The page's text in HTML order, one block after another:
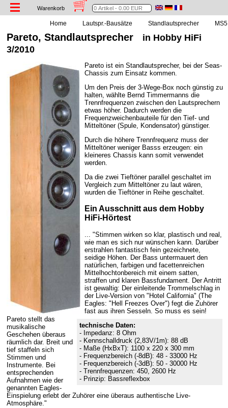
Warenkorb
Home Lautspr.-Bausätze Standlautsprecher
Pareto, Standlautsprecher in Hobby HiFi
3/2010
technische Daten:
- Impedanz: 8 Ohm
- Kennschalldruck (2,83V/1m): 88 dB
- Maße (HxBxT): 1100 x 220 x 300 mm
- Frequenzbereich (-8dB): 48 - 33000 Hz
- Frequenzbereich (-3dB): 50 - 30000 Hz
- Trennfrequenzen: 450, 2600 Hz
- Prinzip: Bassreflexbox
Pareto ist ein Standlautsprecher, bei der Seas-
Chassis zum Einsatz kommen.
Um den Preis der 3-Wege-Box noch günstig zu
halten, wählte Bernd Timmermanns die
Trennfrequenzen zwischen den Lautsprechern
etwas höher. Dadurch werden die
Frequenzweichenbauteile für den Tief- und
Mitteltöner (Spule, Kondensator) günstiger.
Durch die höhere Trennfrequenz muss der
Mitteltöner weniger Basss erzeugen: ein
kleineres Chassis kann somit verwendet
werden.
Da die zwei Tieftöner parallel geschaltet im
Vergleich zum Mitteltöner zu laut wären,
wurden die Tieftöner in Reihe geschaltet.
Ein Ausschnitt aus dem Hobby
HiFi-Hörtest
... "Stimmen wirken so klar, plastisch und real,
wie man es sich nur wünschen kann. Darüber
erstrahlen fantastisch fein gezeichnete,
seidige Höhen. Der Bass untermauert den
natürlichen, farbigen und facettenreichen
Mittelhochtonbereich mit einem satten,
straffen und klaren Bassfundament. Der Antritt
ist gewaltig: Der einleitende Trommelschlag in
der Live-Version von "Hotel California" (The
Eagles: "Hell Freezes Over") fegt die Zuhörer
fast aus ihren Sesseln. So muss es sein!
Pareto stellt das
musikalische
Geschehen überaus
räumlich dar. Breit und
tief staffeln sich
Stimmen und
Instrumente. Bei
entsprechenden
Aufnahmen wie der
genannten Eagles-
Einspielung erlebt der Zuhörer eine überaus authentische Live-
Atmosphäre."